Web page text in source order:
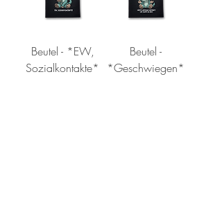
Beutel - *EW,
Sozialkontakte*
Beutel -
*Geschwiegen*